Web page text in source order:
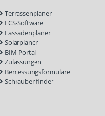
Terrassenplaner
ECS-Software
Fassadenplaner
Solarplaner
BIM-Portal
Zulassungen
Bemessungsformulare
Schraubenfinder